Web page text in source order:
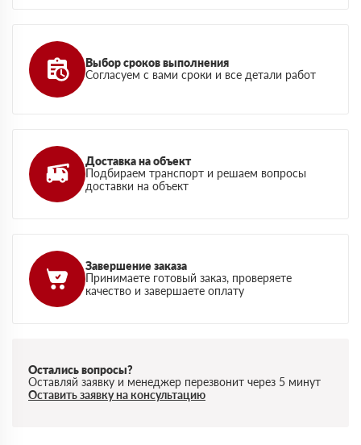
Выбор сроков выполнения
Согласуем с вами сроки и все детали работ
Доставка на объект
Подбираем транспорт и решаем вопросы
доставки на объект
Завершение заказа
Принимаете готовый заказ, проверяете
качество и завершаете оплату
Остались вопросы?
Оставляй заявку и менеджер перезвонит через 5 минут
Оставить заявку на консультацию